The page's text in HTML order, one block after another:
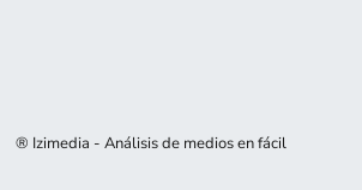
® Izimedia - Análisis de medios en fácil